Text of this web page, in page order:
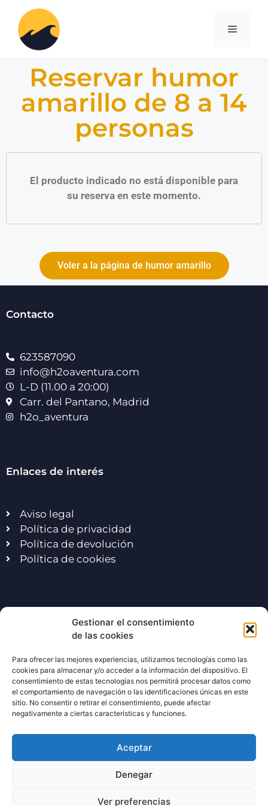
Gestionar el consentimiento
de las cookies
Para ofrecer las mejores experiencias, utilizamos tecnologías como las
cookies para almacenar y/o acceder a la información del dispositivo. El
consentimiento de estas tecnologías nos permitirá procesar datos como
el comportamiento de navegación o las identificaciones únicas en este
sitio. No consentir o retirar el consentimiento, puede afectar
negativamente a ciertas características y funciones.
Aceptar
Denegar
Ver preferencias
Reservar humor
amarillo de 8 a 14
personas
El producto indicado no está disponible para
su reserva en este momento.
Voler a la página de humor amarillo
Contacto
623587090
info@h2oaventura.com
L-D (11.00 a 20:00)
Carr. del Pantano, Madrid
h2o_aventura
Enlaces de interés
Aviso legal
Política de privacidad
Política de devolución
Política de cookies
Viaje de fin de curso
Viaje de fin de curso Madrid
Exc. escolares en Madrid
Excursiones multiaventura